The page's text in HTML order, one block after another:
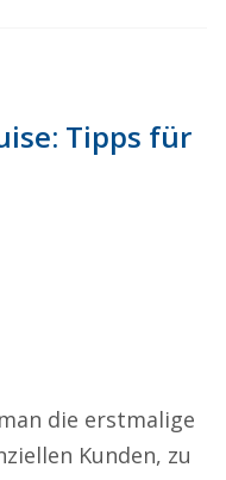
Tipps für
die erstmalige
Kunden, zu